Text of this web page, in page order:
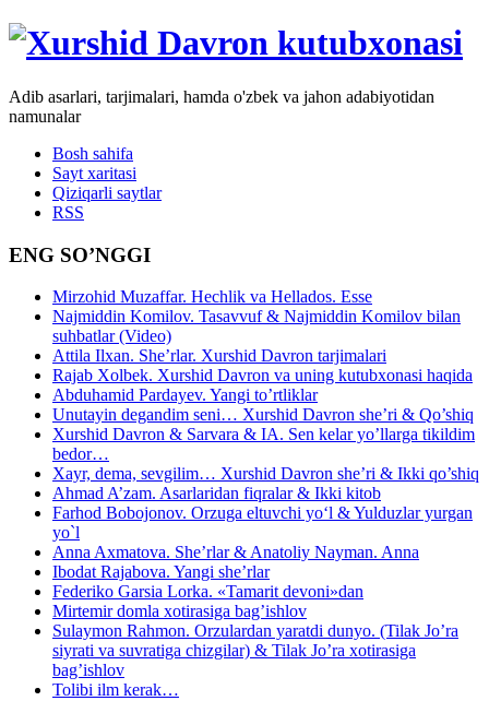
Adib asarlari, tarjimalari, hamda o'zbek va jahon adabiyotidan
namunalar
Bosh sahifa
Sayt xaritasi
Qiziqarli saytlar
RSS
ENG SO’NGGI
Mirzohid Muzaffar. Hechlik va Hellados. Esse
Najmiddin Komilov. Tasavvuf & Najmiddin Komilov bilan
suhbatlar (Video)
Attila Ilxan. She’rlar. Xurshid Davron tarjimalari
Rajab Xolbek. Xurshid Davron va uning kutubxonasi haqida
Abduhamid Pardayev. Yangi to’rtliklar
Unutayin degandim seni… Xurshid Davron she’ri & Qo’shiq
Xurshid Davron & Sarvara & IA. Sen kelar yo’llarga tikildim
bedor…
Xayr, dema, sevgilim… Xurshid Davron she’ri & Ikki qo’shiq
Ahmad A’zam. Asarlaridan fiqralar & Ikki kitob
Farhod Bobojonov. Orzuga eltuvchi yo‘l & Yulduzlar yurgan
yo`l
Anna Axmatova. She’rlar & Anatoliy Nayman. Anna
Ibodat Rajabova. Yangi she’rlar
Federiko Garsia Lorka. «Tamarit devoni»dan
Mirtemir domla xotirasiga bag’ishlov
Sulaymon Rahmon. Orzulardan yaratdi dunyo. (Tilak Jo’ra
siyrati va suvratiga chizgilar) & Tilak Jo’ra xotirasiga
bag’ishlov
Tolibi ilm kerak…